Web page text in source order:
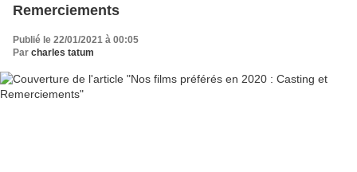
Remerciements
Publié le 22/01/2021 à 00:05
Par charles tatum